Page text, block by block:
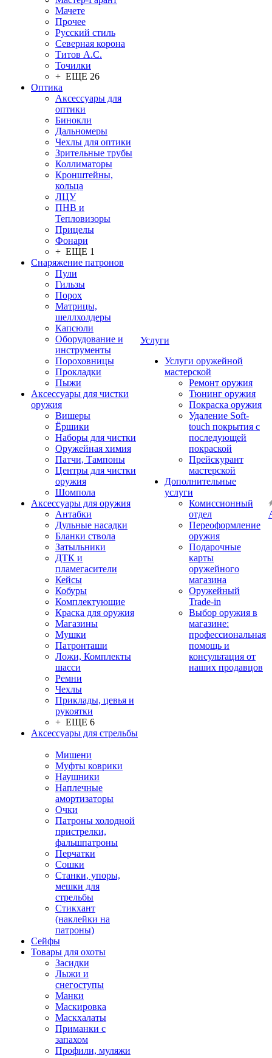
Мачете
Прочее
Русский стиль
Северная корона
Титов А.С.
Точилки
+ ЕЩЕ 26
Оптика
Аксессуары для
оптики
Бинокли
Дальномеры
Чехлы для оптики
Зрительные трубы
Коллиматоры
Кронштейны,
кольца
ЛЦУ
ПНВ и
Тепловизоры
Прицелы
Фонари
+ ЕЩЕ 1
Снаряжение патронов
Пули
Гильзы
Порох
Матрицы,
шеллхолдеры
Капсюли
Оборудование и
инструменты
Пороховницы
Прокладки
Пыжи
Аксессуары для чистки
оружия
Вишеры
Ёршики
Наборы для чистки
Оружейная химия
Патчи, Тампоны
Центры для чистки
оружия
Шомпола
Аксессуары для оружия
Антабки
Дульные насадки
Бланки ствола
Затыльники
ДТК и
пламегасители
Кейсы
Кобуры
Комплектующие
Краска для оружия
Магазины
Мушки
Патронташи
Ложи, Комплекты
шасси
Ремни
Чехлы
Приклады, цевья и
рукоятки
+ ЕЩЕ 6
Аксессуары для стрельбы
Мишени
Муфты коврики
Наушники
Наплечные
амортизаторы
Очки
Патроны холодной
пристрелки,
фальшпатроны
Перчатки
Сошки
Станки, упоры,
мешки для
стрельбы
Стикхант
(наклейки на
патроны)
Сейфы
Товары для охоты
Засидки
Лыжи и
снегоступы
Манки
Маскировка
Маскхалаты
Приманки с
запахом
Профили, муляжи
Услуги
Услуги оружейной
мастерской
Ремонт оружия
Тюнинг оружия
Покраска оружия
Удаление Soft-
touch покрытия с
последующей
покраской
Прейскурант
мастерской
Дополнительные
услуги
Комиссионный
отдел
Переоформление
оружия
Подарочные
карты
оружейного
магазина
Оружейный
Trade-in
Выбор оружия в
магазине:
профессиональная
помощь и
консультация от
наших продавцов